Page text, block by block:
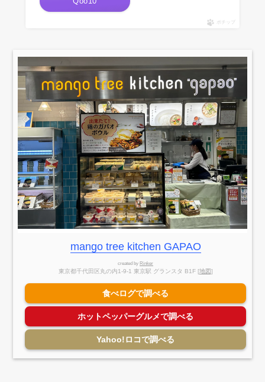
ポチップ
mango tree kitchen GAPAO
created by Rinker
東京都千代田区丸の内1-9-1 東京駅 グランスタ B1F [地図]
食べログで調べる
ホットペッパーグルメで調べる
Yahoo!ロコで調べる